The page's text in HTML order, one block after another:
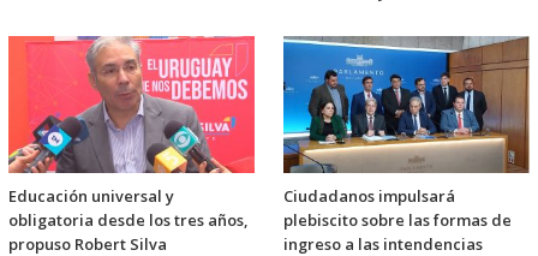
Educación universal y
obligatoria desde los tres años,
propuso Robert Silva
Ciudadanos impulsará
plebiscito sobre las formas de
ingreso a las intendencias